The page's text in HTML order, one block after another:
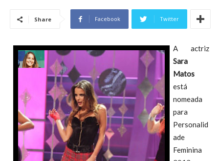
Share Facebook Twitter
A actriz
Sara
Matos
está
nomeada
para
Personalid
ade
Feminina